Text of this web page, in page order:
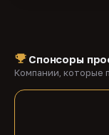
Спонсоры
Компании, которые